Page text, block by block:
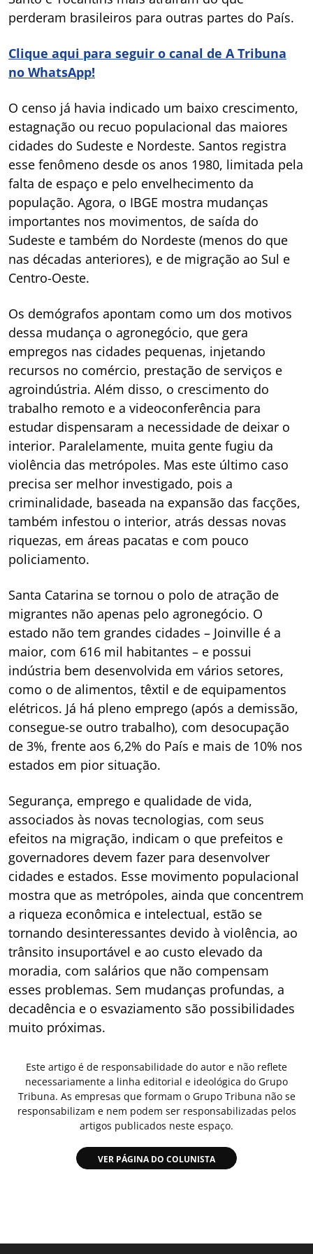
perderam brasileiros para outras partes do País.
Clique aqui para seguir o canal de A Tribuna
no WhatsApp!
O censo já havia indicado um baixo crescimento,
estagnação ou recuo populacional das maiores
cidades do Sudeste e Nordeste. Santos registra
esse fenômeno desde os anos 1980, limitada pela
falta de espaço e pelo envelhecimento da
população. Agora, o IBGE mostra mudanças
importantes nos movimentos, de saída do
Sudeste e também do Nordeste (menos do que
nas décadas anteriores), e de migração ao Sul e
Centro-Oeste.
Os demógrafos apontam como um dos motivos
dessa mudança o agronegócio, que gera
empregos nas cidades pequenas, injetando
recursos no comércio, prestação de serviços e
agroindústria. Além disso, o crescimento do
trabalho remoto e a videoconferência para
estudar dispensaram a necessidade de deixar o
interior. Paralelamente, muita gente fugiu da
violência das metrópoles. Mas este último caso
precisa ser melhor investigado, pois a
criminalidade, baseada na expansão das facções,
também infestou o interior, atrás dessas novas
riquezas, em áreas pacatas e com pouco
policiamento.
Santa Catarina se tornou o polo de atração de
migrantes não apenas pelo agronegócio. O
estado não tem grandes cidades – Joinville é a
maior, com 616 mil habitantes – e possui
indústria bem desenvolvida em vários setores,
como o de alimentos, têxtil e de equipamentos
elétricos. Já há pleno emprego (após a demissão,
consegue-se outro trabalho), com desocupação
de 3%, frente aos 6,2% do País e mais de 10% nos
estados em pior situação.
Segurança, emprego e qualidade de vida,
associados às novas tecnologias, com seus
efeitos na migração, indicam o que prefeitos e
governadores devem fazer para desenvolver
cidades e estados. Esse movimento populacional
mostra que as metrópoles, ainda que concentrem
a riqueza econômica e intelectual, estão se
tornando desinteressantes devido à violência, ao
trânsito insuportável e ao custo elevado da
moradia, com salários que não compensam
esses problemas. Sem mudanças profundas, a
decadência e o esvaziamento são possibilidades
muito próximas.
Este artigo é de responsabilidade do autor e não reflete
necessariamente a linha editorial e ideológica do Grupo
Tribuna. As empresas que formam o Grupo Tribuna não se
responsabilizam e nem podem ser responsabilizadas pelos
artigos publicados neste espaço.
VER PÁGINA DO COLUNISTA